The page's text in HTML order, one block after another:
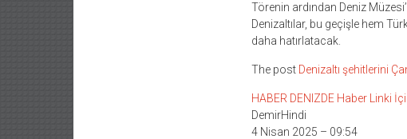
Törenin ardından Deniz
Denizaltılar, bu geçişle hem
daha hatırlatacak.
The post Denizaltı şehitlerini
HABER DENIZDE Haber Linki
DemirHindi
4 Nisan 2025 – 09:54